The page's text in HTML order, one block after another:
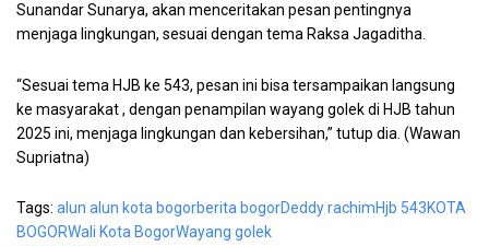
Sunandar Sunarya, akan menceritakan pesan pentingnya
menjaga lingkungan, sesuai dengan tema Raksa Jagaditha.
“Sesuai tema HJB ke 543, pesan ini bisa tersampaikan langsung
ke masyarakat , dengan penampilan wayang golek di HJB tahun
2025 ini, menjaga lingkungan dan kebersihan,” tutup dia. (Wawan
Supriatna)
Tags: alun alun kota bogorberita bogorDeddy rachimHjb 543KOTA
BOGORWali Kota BogorWayang golek